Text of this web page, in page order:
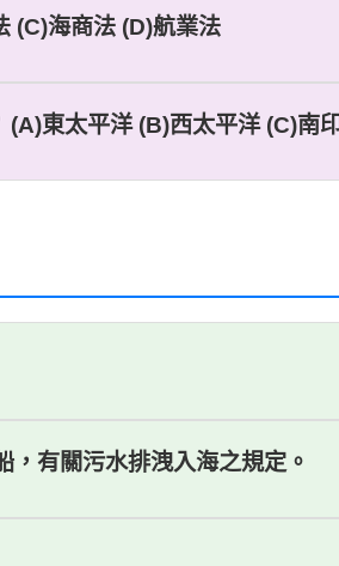
(C)海商法 (D)航業法
東太平洋 (B)西太平洋 (C)南
有關污水排洩入海之規定。